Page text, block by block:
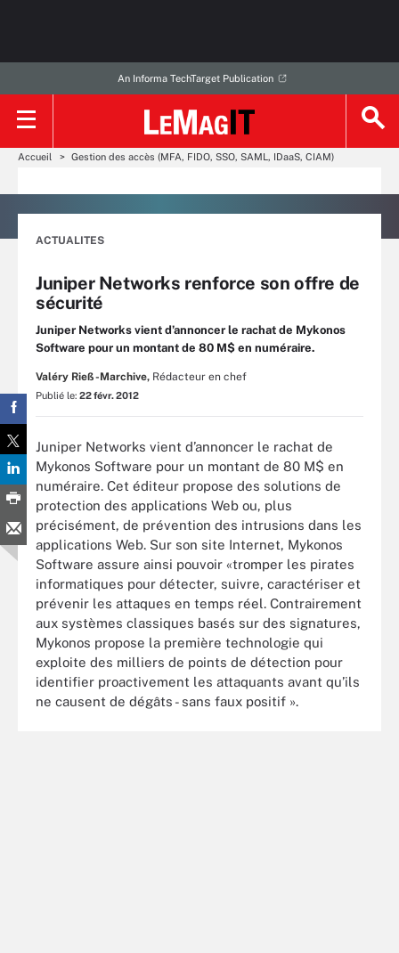
An Informa TechTarget Publication
Accueil Gestion des accès (MFA, FIDO, SSO, SAML, IDaaS, CIAM)
ACTUALITES
Juniper Networks renforce son offre de
sécurité
Juniper Networks vient d’annoncer le rachat de Mykonos
Software pour un montant de 80 M$ en numéraire.
Valéry Rieß-Marchive, Rédacteur en chef
Publié le: 22 févr. 2012
Juniper Networks vient d’annoncer le rachat de
Mykonos Software pour un montant de 80 M$ en
numéraire. Cet éditeur propose des solutions de
protection des applications Web ou, plus
précisément, de prévention des intrusions dans les
applications Web. Sur son site Internet, Mykonos
Software assure ainsi pouvoir «tromper les pirates
informatiques pour détecter, suivre, caractériser et
prévenir les attaques en temps réel. Contrairement
aux systèmes classiques basés sur des signatures,
Mykonos propose la première technologie qui
exploite des milliers de points de détection pour
identifier proactivement les attaquants avant qu’ils
ne causent de dégâts - sans faux positif ».